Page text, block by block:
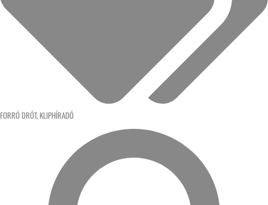
FORRÓ DRÓT, KLIPHÍRADÓ